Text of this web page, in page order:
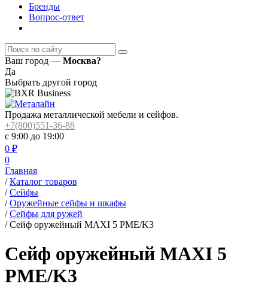
Бренды
Вопрос-ответ
Ваш город — Москва?
Да
Выбрать другой город
Продажа металлической мебели и сейфов.
+7(800)551-36-88
с 9:00 до 19:00
0 ₽
0
Главная
/ Каталог товаров
/ Сейфы
/ Оружейные сейфы и шкафы
/ Сейфы для ружей
/ Сейф оружейный MAXI 5 PME/K3
Сейф оружейный MAXI 5
PME/K3